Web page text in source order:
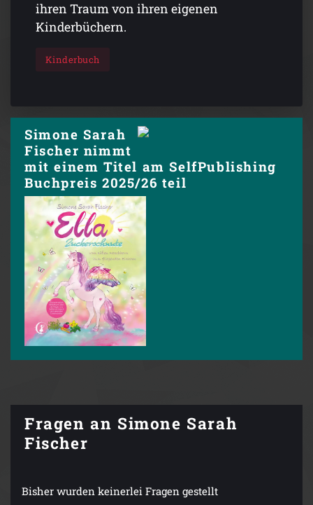
ihren Traum von ihren eigenen
Kinderbüchern.
Kinderbuch
Simone Sarah
Fischer nimmt
mit einem Titel am SelfPublishing
Buchpreis 2025/26 teil
Fragen an Simone Sarah
Fischer
Bisher wurden keinerlei Fragen gestellt